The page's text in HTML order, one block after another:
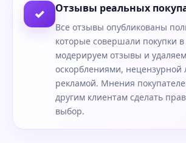
✓ Отзывы реальных
Все отзывы опубликованы
которые совершали покупки
модерируем отзывы и
оскорблениями, нецензурной
рекламой. Мнения
другим клиентам сделать
выбор.